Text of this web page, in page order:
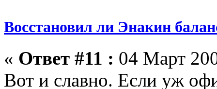
Восстановил ли Энакин
« Ответ #11 : 04 Март
Вот и славно. Если уж